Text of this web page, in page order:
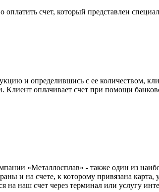
оплатить счет, который представлен
и определившись с ее количеством,
Клиент оплачивает счет при помощи
«Металлосплав» - также один из
и на счете, к которому привязана
на наш счет через терминал или услугу